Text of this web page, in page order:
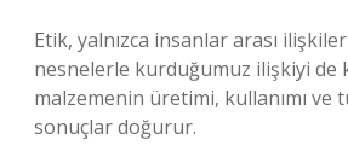
Etik, yalnızca insanlar arası
nesnelerle kurduğumuz ilişkiyi de
malzemenin üretimi, kullanımı ve
sonuçlar doğurur.